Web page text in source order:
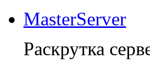
MasterServer
Раскрутка